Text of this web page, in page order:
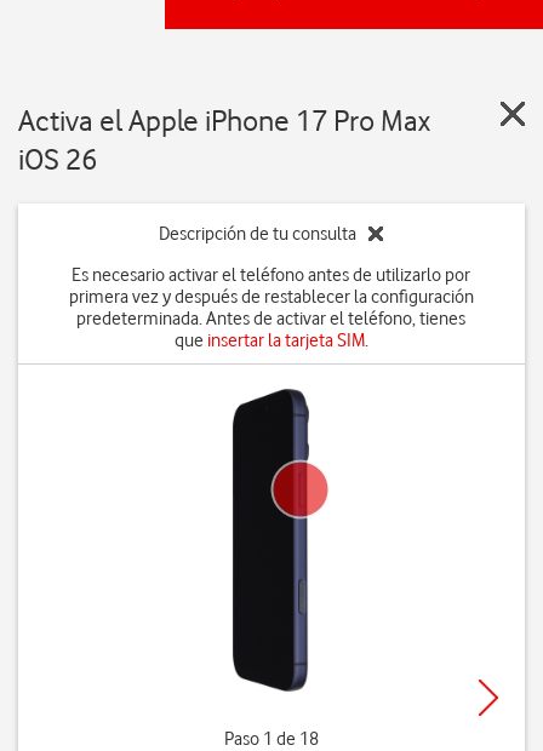
Activa el Apple iPhone 17 Pro Max
iOS 26
Descripción de tu consulta
Es necesario activar el teléfono antes de utilizarlo por
primera vez y después de restablecer la configuración
predeterminada. Antes de activar el teléfono, tienes
que insertar la tarjeta SIM.
Paso 1 de 18